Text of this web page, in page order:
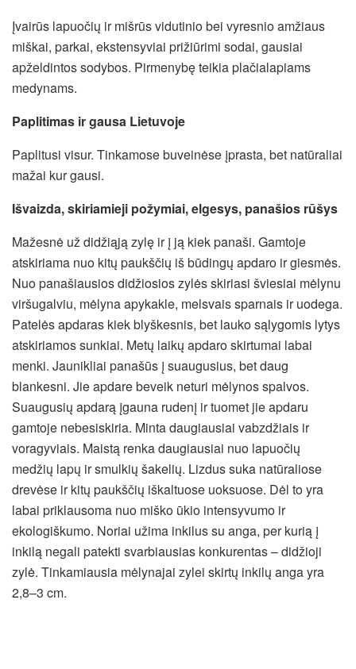
Įvairūs lapuočių ir mišrūs vidutinio bei vyresnio amžiaus
miškai, parkai, ekstensyviai prižiūrimi sodai, gausiai
apželdintos sodybos. Pirmenybę teikia plačialapiams
medynams.
Paplitimas ir gausa Lietuvoje
Paplitusi visur. Tinkamose buveinėse įprasta, bet natūraliai
mažai kur gausi.
Išvaizda, skiriamieji požymiai, elgesys, panašios rūšys
Mažesnė už didžiąją zylę ir į ją kiek panaši. Gamtoje
atskiriama nuo kitų paukščių iš būdingų apdaro ir giesmės.
Nuo panašiausios didžiosios zylės skiriasi šviesiai mėlynu
viršugalviu, mėlyna apykakle, melsvais sparnais ir uodega.
Patelės apdaras kiek blyškesnis, bet lauko sąlygomis lytys
atskiriamos sunkiai. Metų laikų apdaro skirtumai labai
menki. Jaunikliai panašūs į suaugusius, bet daug
blankesni. Jie apdare beveik neturi mėlynos spalvos.
Suaugusių apdarą įgauna rudenį ir tuomet jie apdaru
gamtoje nebesiskiria. Minta daugiausiai vabzdžiais ir
voragyviais. Maistą renka daugiausiai nuo lapuočių
medžių lapų ir smulkių šakelių. Lizdus suka natūraliose
drevėse ir kitų paukščių iškaltuose uoksuose. Dėl to yra
labai priklausoma nuo miško ūkio intensyvumo ir
ekologiškumo. Noriai užima inkilus su anga, per kurią į
inkilą negali patekti svarbiausias konkurentas – didžioji
zylė. Tinkamiausia mėlynajai zylei skirtų inkilų anga yra
2,8–3 cm.